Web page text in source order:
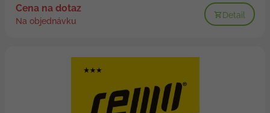
Cena na dotaz
Na objednávku
Detail